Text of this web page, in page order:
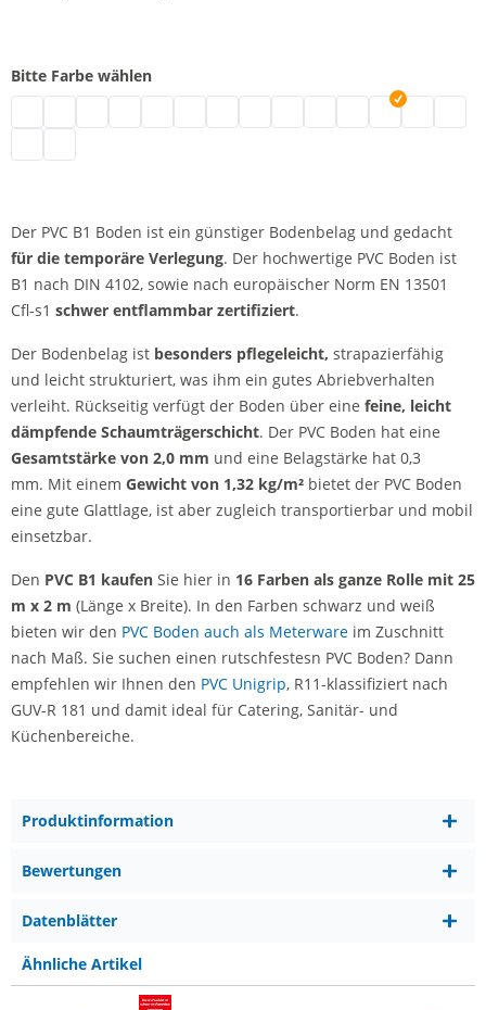
Bitte Farbe wählen
PVC B1 | orange
PVC B1 | achat
PVC B1 | carbon
PVC B1 |
Der PVC B1 Boden ist ein günstiger Bodenbelag und gedacht
für die temporäre Verlegung. Der hochwertige PVC Boden ist
B1 nach DIN 4102, sowie nach europäischer Norm EN 13501
Cfl-s1 schwer entflammbar zertifiziert.
Der Bodenbelag ist besonders pflegeleicht, strapazierfähig
und leicht strukturiert, was ihm ein gutes Abriebverhalten
verleiht. Rückseitig verfügt der Boden über eine feine, leicht
dämpfende Schaumträgerschicht. Der PVC Boden hat eine
Gesamtstärke von 2,0 mm und eine Belagstärke hat 0,3
mm. Mit einem Gewicht von 1,32 kg/m² bietet der PVC Boden
eine gute Glattlage, ist aber zugleich transportierbar und mobil
einsetzbar.
Den PVC B1 kaufen Sie hier in 16 Farben als ganze Rolle mit 25
m x 2 m (Länge x Breite). In den Farben schwarz und weiß
bieten wir den PVC Boden auch als Meterware im Zuschnitt
nach Maß. Sie suchen einen rutschfestesn PVC Boden? Dann
empfehlen wir Ihnen den PVC Unigrip, R11-klassifiziert nach
GUV-R 181 und damit ideal für Catering, Sanitär- und
Küchenbereiche.
Produktinformation
Bewertungen
Datenblätter
Ähnliche Artikel